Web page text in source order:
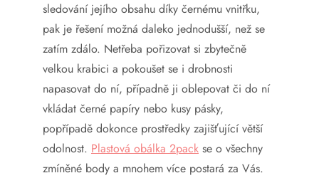
sledování jejího obsahu díky černému vnitřku,
pak je řešení možná daleko jednodušší, než se
zatím zdálo. Netřeba pořizovat si zbytečně
velkou krabici a pokoušet se i drobnosti
napasovat do ní, případně ji oblepovat či do ní
vkládat černé papíry nebo kusy pásky,
popřípadě dokonce prostředky zajišťující větší
odolnost. Plastová obálka 2pack se o všechny
zmíněné body a mnohem více postará za Vás.